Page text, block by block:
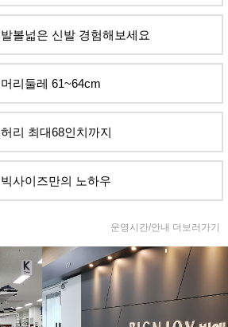
발볼넓은 신발 경험해보세요
머리둘레 61~64cm
허리 최대68인치까지
빅사이즈만의 노하우
운영시간/안내 더보러가기